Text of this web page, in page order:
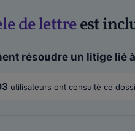
de lettreest
résoudre un litige lié
utilisateurs ont consulté ce